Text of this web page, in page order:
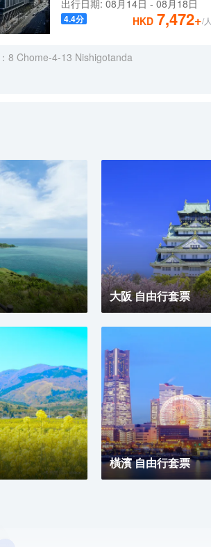
出行日期: 08月14日 - 08月18日
4.4分 HKD 7,472+/人
8 Chome-4-13 Nishigotanda
大阪 自由行套票
橫濱 自由行套票